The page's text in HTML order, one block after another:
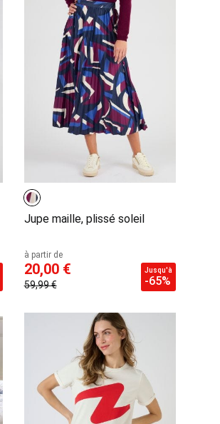
Jupe maille, plissé soleil
à partir de
20,00 €
59,99 €
Jusqu'à
-65%